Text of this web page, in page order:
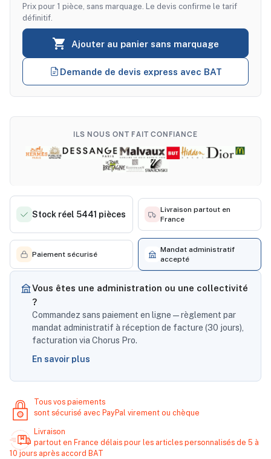
 Ajouter au panier sans marquage
Prix pour 1 pièce, sans marquage. Le devis confirme le tarif
définitif.
Demande de devis express avec BAT
ILS NOUS ONT FAIT CONFIANCE
Stock réel 5441 pièces
Livraison partout en
France
Paiement sécurisé
Mandat administratif
accepté
Vous êtes une administration ou une collectivité
?
Commandez sans paiement en ligne — règlement par
mandat administratif à réception de facture (30 jours),
facturation via Chorus Pro.
En savoir plus
Tous vos paiements
sont sécurisé avec PayPal virement ou chèque
Livraison
partout en France délais pour les articles personnalisés de 5 à
10 jours après accord BAT